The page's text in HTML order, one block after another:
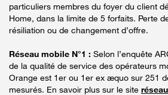
particuliers membres du foyer du client
Home, dans la limite de 5 forfaits. Perte
résiliation ou de changement d’offre.
Réseau mobile N°1 : Selon l’enquête
de la qualité de service des opérateurs
Orange est 1er ou 1er ex æquo sur 251
mesurés. En savoir plus sur le site